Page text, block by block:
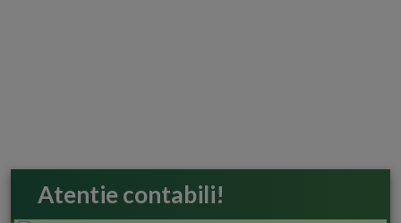
Atentie contabili!